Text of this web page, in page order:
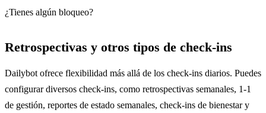
¿Tienes algún bloqueo?
Retrospectivas y otros tipos de check-ins
Dailybot ofrece flexibilidad más allá de los check-ins diarios. Puedes
configurar diversos check-ins, como retrospectivas semanales, 1-1
de gestión, reportes de estado semanales, check-ins de bienestar y